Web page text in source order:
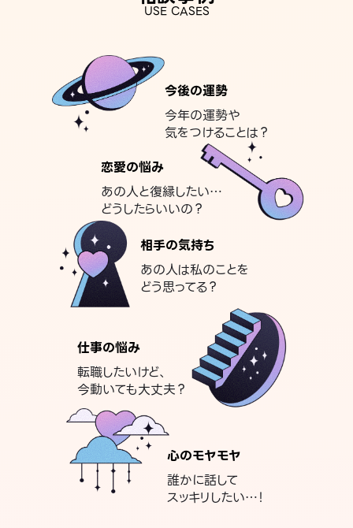
USE CASES
今後の運勢
今年の運勢や
気をつけることは？
恋愛の悩み
あの人と復縁したい…
どうしたらいいの？
相手の気持ち
あの人は私のことを
どう思ってる？
仕事の悩み
転職したいけど、
今動いても大丈夫？
心のモヤモヤ
誰かに話して
スッキリしたい…！